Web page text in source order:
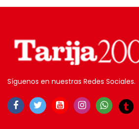
Síguenos en nuestras Redes Sociales.